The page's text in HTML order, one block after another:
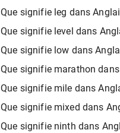
Que signifie leg dans
Que signifie level dans
Que signifie low dans
Que signifie marathon
Que signifie mile dans
Que signifie mixed dans
Que signifie ninth dans